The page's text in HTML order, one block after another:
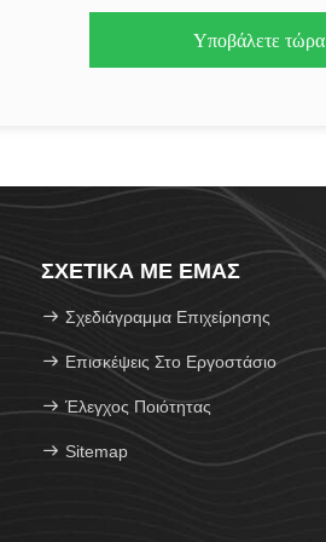
Υποβάλετε τώρα
ΣΧΕΤΙΚΆ ΜΕ ΕΜΆΣ
Σχεδιάγραμμα Επιχείρησης
Επισκέψεις Στο Εργοστάσιο
Έλεγχος Ποιότητας
Sitemap